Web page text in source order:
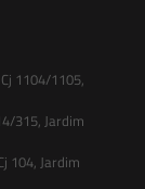
1104/1105,
315, Jardim
104, Jardim